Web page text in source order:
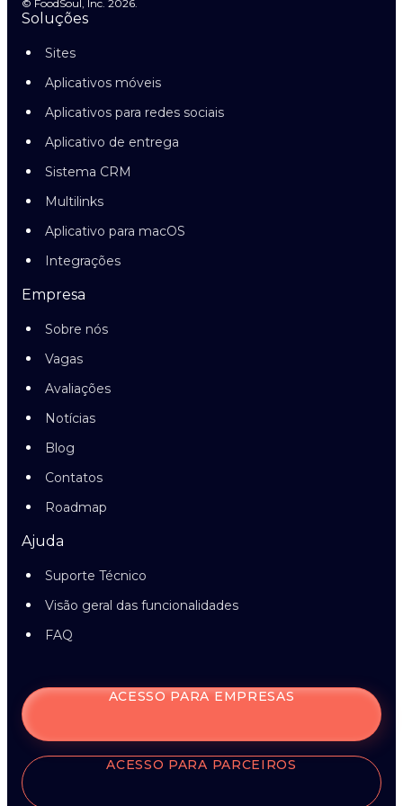
© FoodSoul, Inc. 2026.
Soluções
Sites
Aplicativos móveis
Aplicativos para redes sociais
Aplicativo de entrega
Sistema CRM
Multilinks
Aplicativo para macOS
Integrações
Empresa
Sobre nós
Vagas
Avaliações
Notícias
Blog
Contatos
Roadmap
Ajuda
Suporte Técnico
Visão geral das funcionalidades
FAQ
ACESSO PARA EMPRESAS
ACESSO PARA PARCEIROS